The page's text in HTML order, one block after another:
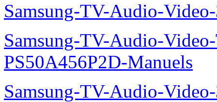
Samsung-TV-Audio-
Samsung-TV-Audio-
PS50A456P2D-Manuels
Samsung-TV-Audio-